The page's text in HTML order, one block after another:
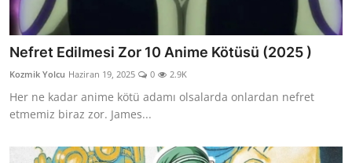
Anime
Dizi & Film
Testler
Nefret Edilmesi Zor 10 Anime Kötüsü (2025 )
Kozmik Yolcu Haziran 19, 2025 0 2.9K
Her ne kadar anime kötü adamı olsalarda onlardan nefret
etmemiz biraz zor. James...